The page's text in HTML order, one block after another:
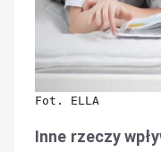
Fot. ELLA
Inne rzeczy